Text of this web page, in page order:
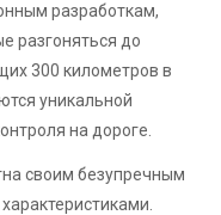
разработкам,
разгоняться до
300 километров в
уникальной
на дороге.
своим безупречным